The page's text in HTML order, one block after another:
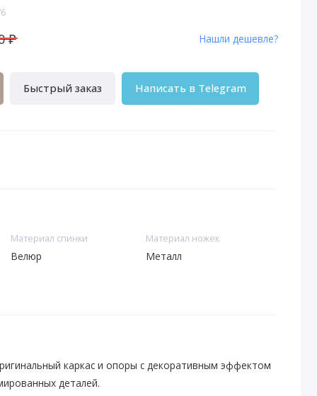
₽
Быстрый заказ Написать в Telegram
Нашли дешевле?
Материал спинки
Велюр
Материал ножек
Металл
каркас и опоры с декоративным эффектом
деталей.